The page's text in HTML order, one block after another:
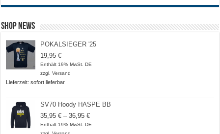
Shop News
POKALSIEGER '25
19,95€
Enthält 19% MwSt. DE
zzgl.Versand
Lieferzeit: sofort lieferbar
SV70 Hoody HASPE BB
35,95€ –36,95€Preisspanne:
35,95 €
Enthält 19% MwSt. DE